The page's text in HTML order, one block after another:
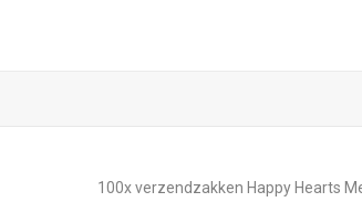
100x verzendzakken Happy Hearts